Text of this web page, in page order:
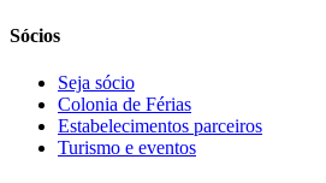
Sócios
Seja sócio
Colonia de Férias
Estabelecimentos parceiros
Turismo e eventos